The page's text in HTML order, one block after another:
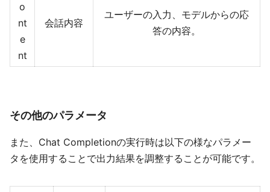
o
nt
e
nt
会話内容
ユーザーの入力、モデルからの応
答の内容。
その他のパラメータ
また、Chat Completionの実行時は以下の様なパラメー
タを使用することで出力結果を調整することが可能です。